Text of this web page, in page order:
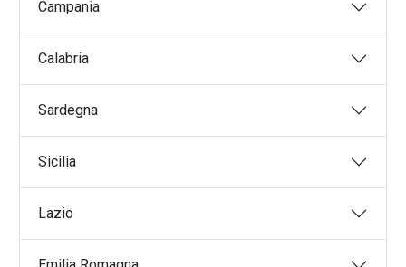
Trasporti box frigo
Noleggio autogru
Sollevamenti eccezionali
Logistica integrata
Trasporti ADR
Logistica merci
Logistica hi tech
Campania
Calabria
Sardegna
Sicilia
Lazio